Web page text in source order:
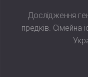
Дослідження
предків. Сімейна